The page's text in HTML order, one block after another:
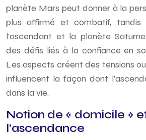
planète Mars peut donner à la
plus affirmé et combatif, tandis
l’ascendant et la planète
des défis liés à la confiance en
Les aspects créent des tensions
influencent la façon dont
dans la vie.
Notion de « domicile »
l’ascendance